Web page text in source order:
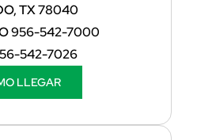
TX 78040
956-542-7000
542-7026
LLEGAR